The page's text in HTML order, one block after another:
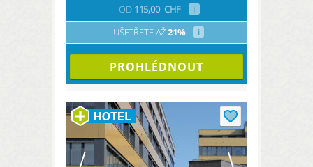
OD115,00 CHF
i
UŠETŘETE AŽ21% i
PROHLÉDNOUT